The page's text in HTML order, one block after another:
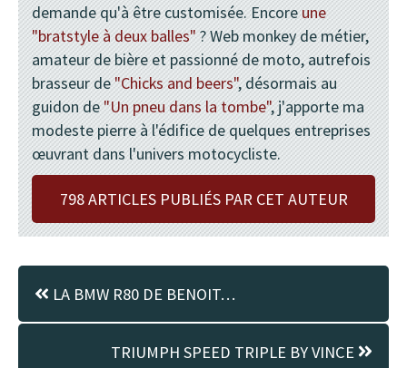
demande qu'à être customisée. Encoreune
"bratstyle à deux balles"? Web monkey de métier,
amateur de bière et passionné de moto, autrefois
brasseur de"Chicks and beers", désormais au
guidon de"Un pneu dans la tombe", j'apporte ma
modeste pierre à l'édifice de quelques entreprises
œuvrant dans l'univers motocycliste.
798 ARTICLES PUBLIÉS PAR CET AUTEUR
LA BMW R80 DE BENOIT…
TRIUMPH SPEED TRIPLE BY VINCE